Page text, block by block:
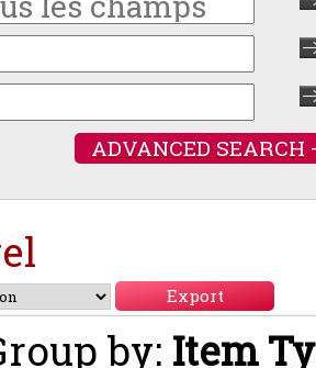
ADVANCED SEARCH
by: Item